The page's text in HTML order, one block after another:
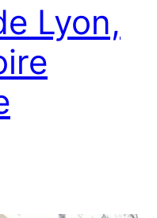
Lyon,